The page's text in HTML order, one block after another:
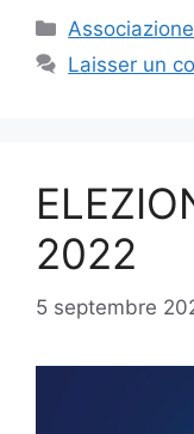
Catégories
Associazione
Laisser un
2022
5 septembre